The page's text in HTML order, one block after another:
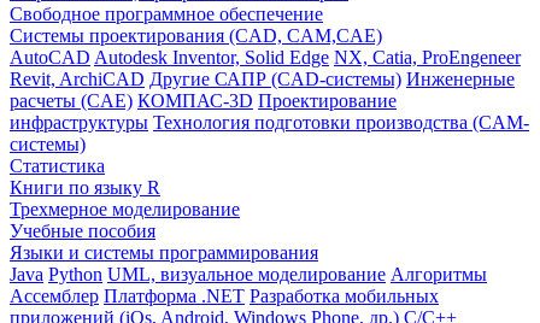
Свободное программное обеспечение
Системы проектирования (CAD, CAM,CAE)
AutoCAD Autodesk Inventor, Solid Edge NX, Catia, ProEngeneer
Revit, ArchiCAD Другие САПР (CAD-системы) Инженерные
расчеты (CAE) КОМПАС-3D Проектирование
инфраструктуры Технология подготовки производства (CAM-
системы)
Статистика
Книги по языку R
Трехмерное моделирование
Учебные пособия
Языки и системы программирования
Java Python UML, визуальное моделирование Алгоритмы
Ассемблер Платформа .NET Разработка мобильных
приложений (iOs, Android, Windows Phone, др.) С/С++